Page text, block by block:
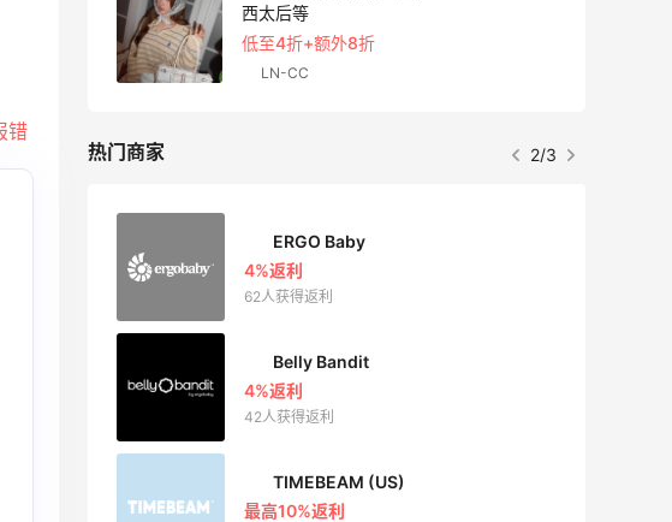
西太后等
低至4折+额外8折
LN-CC
热门商家 2/3
ERGO Baby
4%返利
62人获得返利
Belly Bandit
4%返利
42人获得返利
TIMEBEAM (US)
最高10%返利